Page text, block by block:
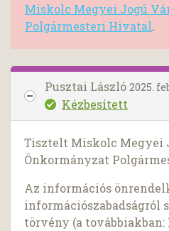
Miskolc Megyei Jogú
Polgármesteri Hivatal.
Pusztai László 2025.
Kézbesített
Tisztelt Miskolc Megyei
Önkormányzat
Az információs
információszabadságról
törvény (a továbbiakban: